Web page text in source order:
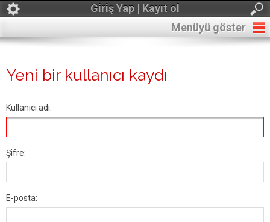
Giriş Yap | Kayıt ol
Menüyü göster
Yeni bir kullanıcı kaydı
Kullanıcı adı:
Şifre:
E-posta: